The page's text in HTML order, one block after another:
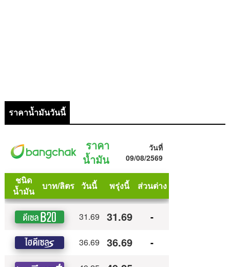
ราคาน้ำมันวันนี้